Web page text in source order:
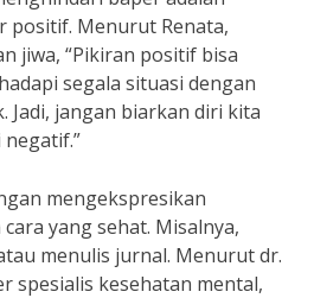
positif. Menurut Renata,
jiwa, “Pikiran positif bisa
segala situasi dengan
Jadi, jangan biarkan diri kita
mengekspresikan
yang sehat. Misalnya,
menulis jurnal. Menurut dr.
spesialis kesehatan mental,